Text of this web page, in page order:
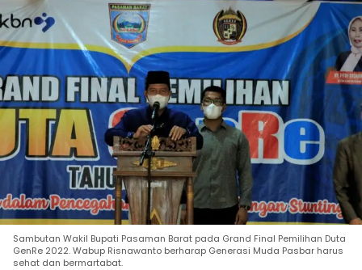
Sambutan Wakil Bupati Pasaman Barat pada Grand Final Pemilihan Duta
GenRe 2022. Wabup Risnawanto berharap Generasi Muda Pasbar harus
sehat dan bermartabat.